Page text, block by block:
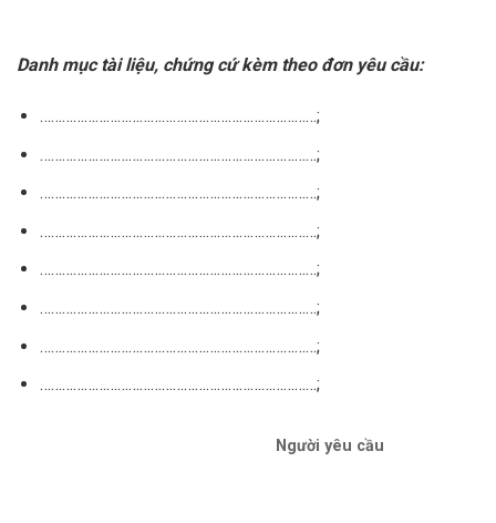
Danh mục tài liệu, chứng cứ kèm theo đơn yêu cầu:
…………………………………………………………………;
…………………………………………………………………;
…………………………………………………………………;
…………………………………………………………………;
…………………………………………………………………;
…………………………………………………………………;
…………………………………………………………………;
…………………………………………………………………;
Người yêu cầu